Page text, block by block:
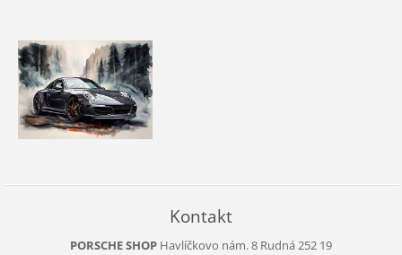
Kontakt
PORSCHE SHOP Havlíčkovo nám. 8 Rudná 252 19